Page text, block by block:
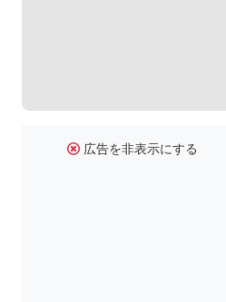
広告を非表示にする